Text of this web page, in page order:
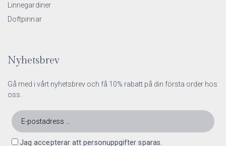
Linnegardiner
Doftpinnar
Nyhetsbrev
Gå med i vårt nyhetsbrev och få 10% rabatt på din första order hos
oss.
Jag accepterar att personuppgifter sparas.